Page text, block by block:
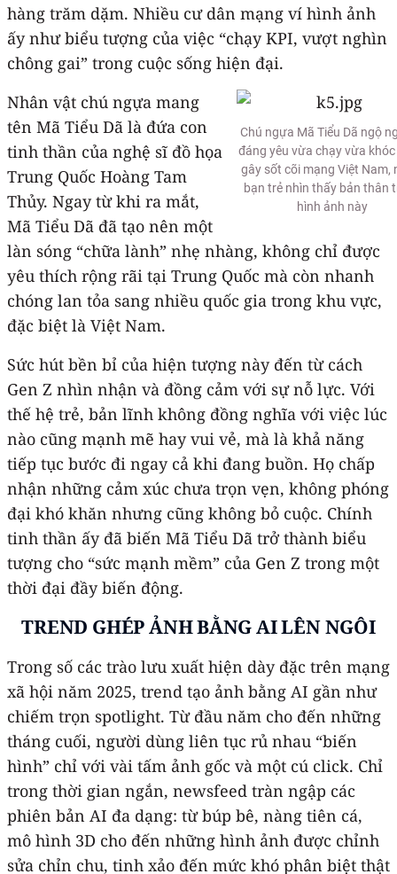
hàng trăm dặm. Nhiều cư dân mạng ví hình ảnh
ấy như biểu tượng của việc “chạy KPI, vượt nghìn
chông gai” trong cuộc sống hiện đại.
Chú ngựa Mã Tiểu Dã ngộ
đáng yêu vừa chạy vừa
gây sốt cõi mạng Việt Nam,
bạn trẻ nhìn thấy bản thân
hình ảnh này
Nhân vật chú ngựa mang
tên Mã Tiểu Dã là đứa con
tinh thần của nghệ sĩ đồ họa
Trung Quốc Hoàng Tam
Thủy. Ngay từ khi ra mắt,
Mã Tiểu Dã đã tạo nên một
làn sóng “chữa lành” nhẹ nhàng, không chỉ được
yêu thích rộng rãi tại Trung Quốc mà còn nhanh
chóng lan tỏa sang nhiều quốc gia trong khu vực,
đặc biệt là Việt Nam.
Sức hút bền bỉ của hiện tượng này đến từ cách
Gen Z nhìn nhận và đồng cảm với sự nỗ lực. Với
thế hệ trẻ, bản lĩnh không đồng nghĩa với việc lúc
nào cũng mạnh mẽ hay vui vẻ, mà là khả năng
tiếp tục bước đi ngay cả khi đang buồn. Họ chấp
nhận những cảm xúc chưa trọn vẹn, không phóng
đại khó khăn nhưng cũng không bỏ cuộc. Chính
tinh thần ấy đã biến Mã Tiểu Dã trở thành biểu
tượng cho “sức mạnh mềm” của Gen Z trong một
thời đại đầy biến động.
TREND GHÉP ẢNH BẰNG AI LÊN NGÔI
Trong số các trào lưu xuất hiện dày đặc trên mạng
xã hội năm 2025, trend tạo ảnh bằng AI gần như
chiếm trọn spotlight. Từ đầu năm cho đến những
tháng cuối, người dùng liên tục rủ nhau “biến
hình” chỉ với vài tấm ảnh gốc và một cú click. Chỉ
trong thời gian ngắn, newsfeed tràn ngập các
phiên bản AI đa dạng: từ búp bê, nàng tiên cá,
mô hình 3D cho đến những hình ảnh được chỉnh
sửa chỉn chu, tinh xảo đến mức khó phân biệt thật